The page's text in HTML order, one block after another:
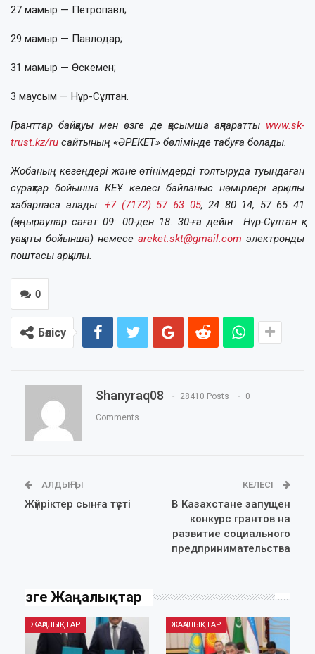
27 мамыр — Петропавл;
29 мамыр — Павлодар;
31 мамыр — Өскемен;
3 маусым — Нұр-Сұлтан.
Гранттар байқауы мен өзге де қосымша ақпаратты www.sk-
trust.kz/ru сайтының «ӘРЕКЕТ» бөлімінде табуға болады.
Жобаның кезеңдері және өтінімдерді толтыруда туындаған
сұрақтар бойынша КЕҰ келесі байланыс нөмірлері арқылы
хабарласа алады:+7 (7172) 57 63 05, 24 80 14, 57 65 41
(қоңыраулар сағат 09: 00-ден 18: 30-ға дейін Нұр-Сұлтан қ.
уақыты бойынша) немесе areket.skt@gmail.com электронды
поштасы арқылы.
0
Бөлісу
Shanyraq08 28410 Posts 0
Comments
АЛДЫҢҒЫ
Жүйріктер сынға түсті
КЕЛЕСІ
В Казахстане запущен
конкурс грантов на
развитие социального
предпринимательства
Өзге Жаңалықтар
ЖАҢАЛЫҚТАР ЖАҢАЛЫҚТАР